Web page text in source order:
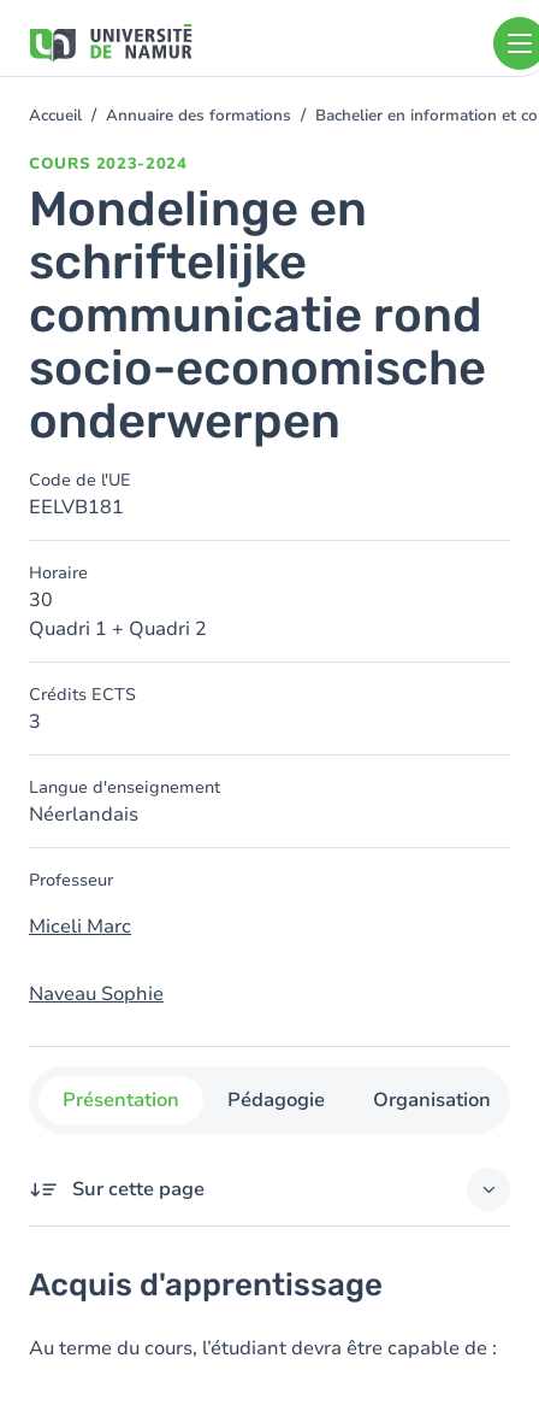
contenu
You
Accueil Annuaire des formations Bachelier en information et
COURS 2023-2024
Mondelinge en
schriftelijke
communicatie rond
socio-economische
onderwerpen
Code de l'UE
EELVB181
Horaire
30
Quadri 1 + Quadri 2
Crédits ECTS
3
Langue d'enseignement
Néerlandais
Professeur
Miceli Marc
Naveau Sophie
Présentation Pédagogie Organisation
Sur cette page
Objectifs
Contenu
Acquis d'apprentissage
Au terme du cours, l’étudiant devra être capable de :